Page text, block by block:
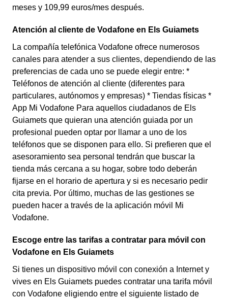
meses y 109,99 euros/mes después.
Atención al cliente de Vodafone en Els Guiamets
La compañía telefónica Vodafone ofrece numerosos
canales para atender a sus clientes, dependiendo de las
preferencias de cada uno se puede elegir entre: *
Teléfonos de atención al cliente (diferentes para
particulares, autónomos y empresas) * Tiendas físicas *
App Mi Vodafone Para aquellos ciudadanos de Els
Guiamets que quieran una atención guiada por un
profesional pueden optar por llamar a uno de los
teléfonos que se disponen para ello. Si prefieren que el
asesoramiento sea personal tendrán que buscar la
tienda más cercana a su hogar, sobre todo deberán
fijarse en el horario de apertura y si es necesario pedir
cita previa. Por último, muchas de las gestiones se
pueden hacer a través de la aplicación móvil Mi
Vodafone.
Escoge entre las tarifas a contratar para móvil con
Vodafone en Els Guiamets
Si tienes un dispositivo móvil con conexión a Internet y
vives en Els Guiamets puedes contratar una tarifa móvil
con Vodafone eligiendo entre el siguiente listado de